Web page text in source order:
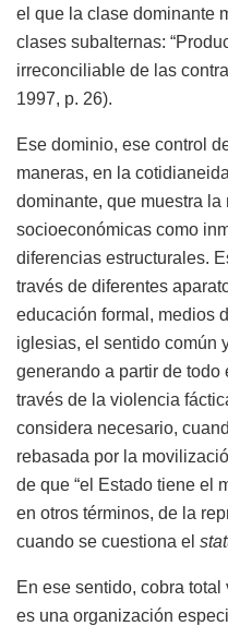
el que la clase dominante
clases subalternas:
irreconciliable de las
1997, p. 26).
Ese dominio, ese control
maneras, en la
dominante, que muestra
socioeconómicas como
diferencias estructurales.
través de diferentes
educación formal, medios
iglesias, el sentido común
generando a partir de todo
través de la violencia
considera necesario,
rebasada por la
de que “el Estado tiene el
en otros términos, de la
cuando se cuestiona el
En ese sentido, cobra
es una organización